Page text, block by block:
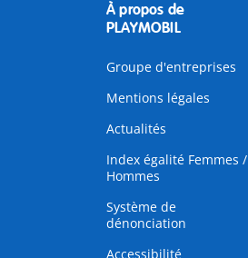
À propos de
PLAYMOBIL
Groupe d'entreprises
Mentions légales
Actualités
Index égalité Femmes /
Hommes
Système de
dénonciation
Accessibilité